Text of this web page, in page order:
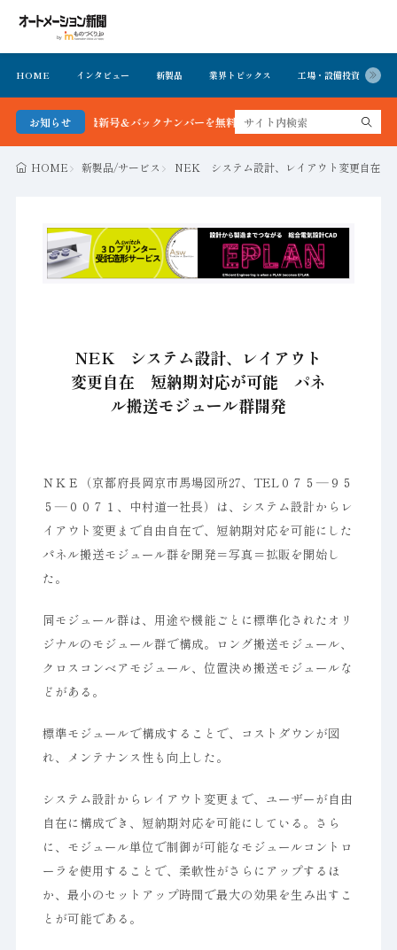
HOME インタビュー 新製品 業界トピックス 工場・設備投資
お知らせ
新聞 最新号＆バックナンバーを無料で公開中 詳細はこちら
HOME 新製品/サービス NEK システム設計、レイアウト変更自在
NEK システム設計、レイアウト
変更自在 短納期対応が可能 パネ
ル搬送モジュール群開発
ＮＫＥ（京都府長岡京市馬場図所27、TEL０７５―９５
５―００７１、中村道一社長）は、システム設計からレ
イアウト変更まで自由自在で、短納期対応を可能にした
パネル搬送モジュール群を開発＝写真＝拡販を開始し
た。
同モジュール群は、用途や機能ごとに標準化されたオリ
ジナルのモジュール群で構成。ロング搬送モジュール、
クロスコンベアモジュール、位置決め搬送モジュールな
どがある。
標準モジュールで構成することで、コストダウンが図
れ、メンテナンス性も向上した。
システム設計からレイアウト変更まで、ユーザーが自由
自在に構成でき、短納期対応を可能にしている。さら
に、モジュール単位で制御が可能なモジュールコントロ
ーラを使用することで、柔軟性がさらにアップするほ
か、最小のセットアップ時間で最大の効果を生み出すこ
とが可能である。